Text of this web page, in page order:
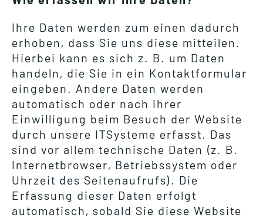
Ihre Daten werden zum einen dadurch
erhoben, dass Sie uns diese mitteilen.
Hierbei kann es sich z. B. um Daten
handeln, die Sie in ein Kontaktformular
eingeben. Andere Daten werden
automatisch oder nach Ihrer
Einwilligung beim Besuch der Website
durch unsere ITSysteme erfasst. Das
sind vor allem technische Daten (z. B.
Internetbrowser, Betriebssystem oder
Uhrzeit des Seitenaufrufs). Die
Erfassung dieser Daten erfolgt
automatisch, sobald Sie diese Website